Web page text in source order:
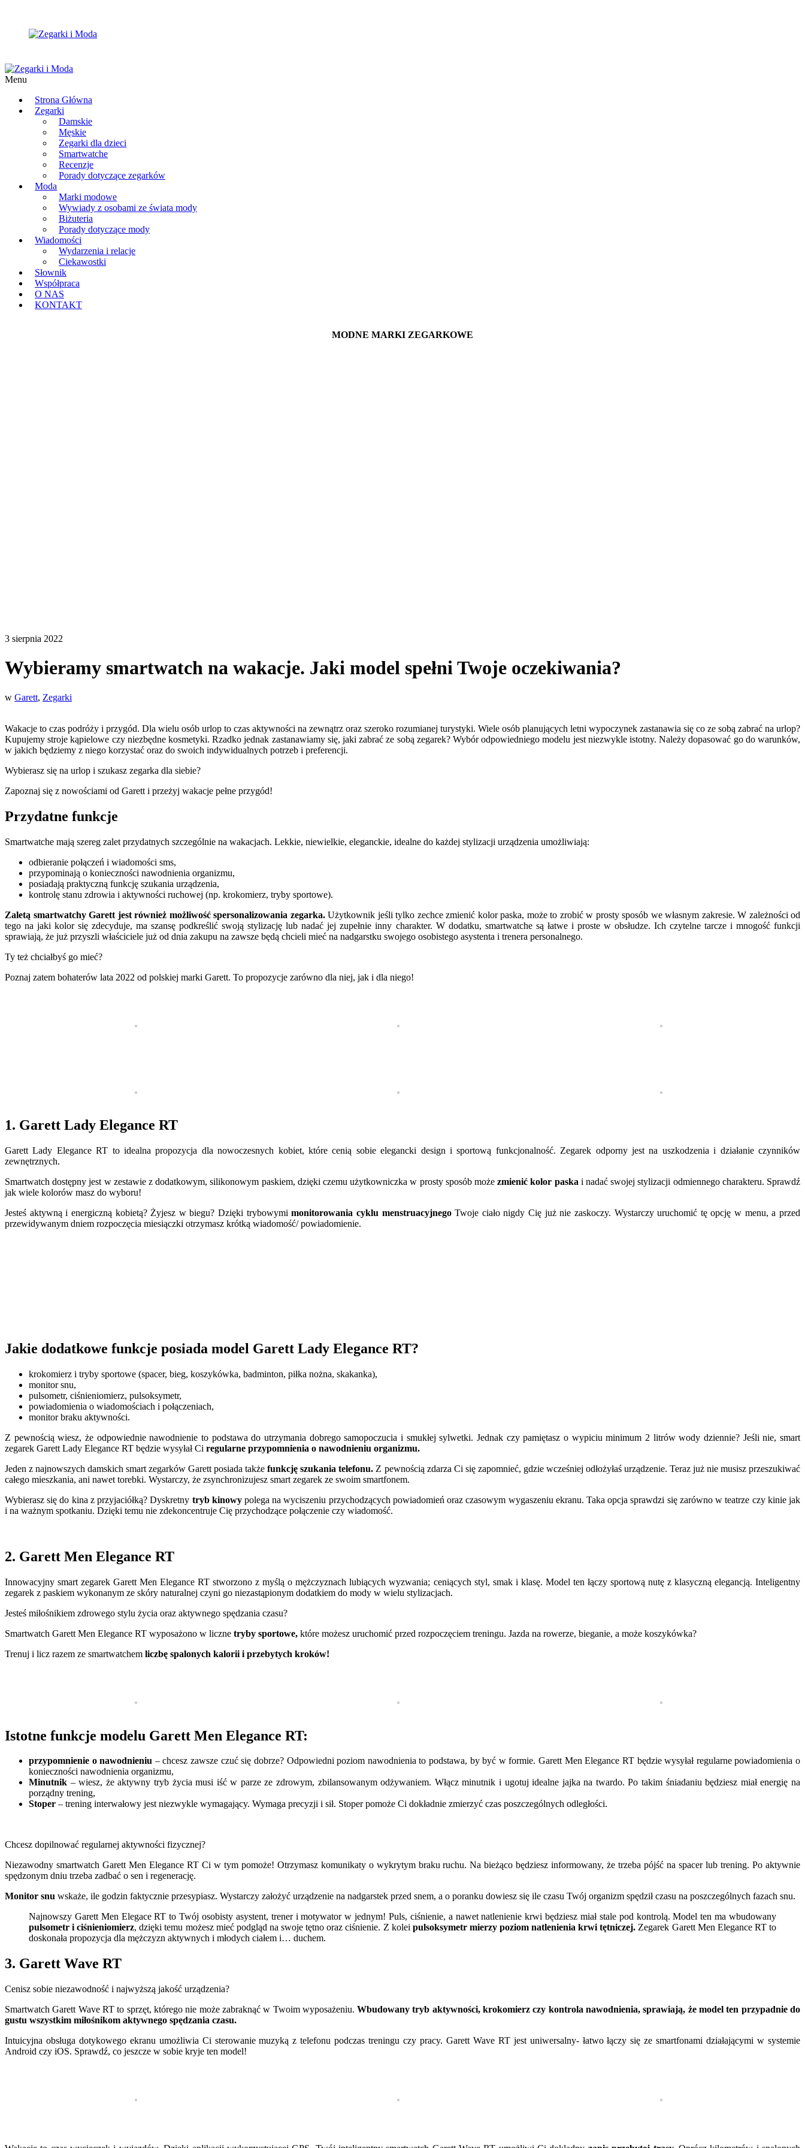
Menu
Strona Główna
Zegarki
Damskie
Męskie
Zegarki dla dzieci
Smartwatche
Recenzje
Porady dotyczące zegarków
Moda
Marki modowe
Wywiady z osobami ze świata mody
Biżuteria
Porady dotyczące mody
Wiadomości
Wydarzenia i relacje
Ciekawostki
Słownik
Współpraca
O NAS
KONTAKT
MODNE MARKI ZEGARKOWE
3 sierpnia 2022
Wybieramy smartwatch na wakacje. Jaki model spełni Twoje oczekiwania?
w Garett, Zegarki
Wakacje to czas podróży i przygód. Dla wielu osób urlop to czas aktywności na zewnątrz oraz szeroko rozumianej turystyki. Wiele osób planujących letni wypoczynek zastanawia się co ze sobą zabrać na urlop?
Kupujemy stroje kąpielowe czy niezbędne kosmetyki. Rzadko jednak zastanawiamy się, jaki zabrać ze sobą zegarek? Wybór odpowiedniego modelu jest niezwykle istotny. Należy dopasować go do warunków,
w jakich będziemy z niego korzystać oraz do swoich indywidualnych potrzeb i preferencji.
Wybierasz się na urlop i szukasz zegarka dla siebie?
Zapoznaj się z nowościami od Garett i przeżyj wakacje pełne przygód!
Przydatne funkcje
Smartwatche mają szereg zalet przydatnych szczególnie na wakacjach. Lekkie, niewielkie, eleganckie, idealne do każdej stylizacji urządzenia umożliwiają:
odbieranie połączeń i wiadomości sms,
przypominają o konieczności nawodnienia organizmu,
posiadają praktyczną funkcję szukania urządzenia,
kontrolę stanu zdrowia i aktywności ruchowej (np. krokomierz, tryby sportowe).
Zaletą smartwatchy Garett jest również możliwość spersonalizowania zegarka.Użytkownik jeśli tylko zechce zmienić kolor paska, może to zrobić w prosty sposób we własnym zakresie. W zależności od
tego na jaki kolor się zdecyduje, ma szansę podkreślić swoją stylizację lub nadać jej zupełnie inny charakter. W dodatku, smartwatche są łatwe i proste w obsłudze. Ich czytelne tarcze i mnogość funkcji
sprawiają, że już przyszli właściciele już od dnia zakupu na zawsze będą chcieli mieć na nadgarstku swojego osobistego asystenta i trenera personalnego.
Ty też chciałbyś go mieć?
Poznaj zatem bohaterów lata 2022 od polskiej marki Garett. To propozycje zarówno dla niej, jak i dla niego!
1. Garett Lady Elegance RT
Garett Lady Elegance RT to idealna propozycja dla nowoczesnych kobiet, które cenią sobie elegancki design i sportową funkcjonalność. Zegarek odporny jest na uszkodzenia i działanie czynników
zewnętrznych.
Smartwatch dostępny jest w zestawie z dodatkowym, silikonowym paskiem, dzięki czemu użytkowniczka w prosty sposób możezmienić kolor paska i nadać swojej stylizacji odmiennego charakteru. Sprawdź
jak wiele kolorów masz do wyboru!
Jesteś aktywną i energiczną kobietą? Żyjesz w biegu? Dzięki trybowymimonitorowania cyklu menstruacyjnegoTwoje ciało nigdy Cię już nie zaskoczy. Wystarczy uruchomić tę opcję w menu, a przed
przewidywanym dniem rozpoczęcia miesiączki otrzymasz krótką wiadomość/ powiadomienie.
Jakie dodatkowe funkcje posiada model Garett Lady Elegance RT?
krokomierz i tryby sportowe (spacer, bieg, koszykówka, badminton, piłka nożna, skakanka),
monitor snu,
pulsometr, ciśnieniomierz, pulsoksymetr,
powiadomienia o wiadomościach i połączeniach,
monitor braku aktywności.
Z pewnością wiesz, że odpowiednie nawodnienie to podstawa do utrzymania dobrego samopoczucia i smukłej sylwetki. Jednak czy pamiętasz o wypiciu minimum 2 litrów wody dziennie? Jeśli nie, smart
zegarek Garett Lady Elegance RT będzie wysyłał Ci regularne przypomnienia o nawodnieniu organizmu.
Jeden z najnowszych damskich smart zegarków Garett posiada takżefunkcję szukania telefonu. Z pewnością zdarza Ci się zapomnieć, gdzie wcześniej odłożyłaś urządzenie. Teraz już nie musisz przeszukiwać
całego mieszkania, ani nawet torebki. Wystarczy, że zsynchronizujesz smart zegarek ze swoim smartfonem.
Wybierasz się do kina z przyjaciółką? Dyskretny tryb kinowypolega na wyciszeniu przychodzących powiadomień oraz czasowym wygaszeniu ekranu. Taka opcja sprawdzi się zarówno w teatrze czy kinie jak
i na ważnym spotkaniu. Dzięki temu nie zdekoncentruje Cię przychodzące połączenie czy wiadomość.
2. Garett Men Elegance RT
Innowacyjny smart zegarek Garett Men Elegance RT stworzono z myślą o mężczyznach lubiących wyzwania; ceniących styl, smak i klasę. Model ten łączy sportową nutę z klasyczną elegancją. Inteligentny
zegarek z paskiem wykonanym ze skóry naturalnej czyni go niezastąpionym dodatkiem do mody w wielu stylizacjach.
Jesteś miłośnikiem zdrowego stylu życia oraz aktywnego spędzania czasu?
Smartwatch Garett Men Elegance RT wyposażono w liczne tryby sportowe, które możesz uruchomić przed rozpoczęciem treningu. Jazda na rowerze, bieganie, a może koszykówka?
Trenuj i licz razem ze smartwatchem liczbę spalonych kalorii i przebytych kroków!
Istotne funkcje modelu Garett Men Elegance RT:
przypomnienie o nawodnieniu – chcesz zawsze czuć się dobrze? Odpowiedni poziom nawodnienia to podstawa, by być w formie. Garett Men Elegance RT będzie wysyłał regularne powiadomienia o
konieczności nawodnienia organizmu,
Minutnik – wiesz, że aktywny tryb życia musi iść w parze ze zdrowym, zbilansowanym odżywaniem. Włącz minutnik i ugotuj idealne jajka na twardo. Po takim śniadaniu będziesz miał energię na
porządny trening,
Stoper – trening interwałowy jest niezwykle wymagający. Wymaga precyzji i sił. Stoper pomoże Ci dokładnie zmierzyć czas poszczególnych odległości.
Chcesz dopilnować regularnej aktywności fizycznej?
Niezawodny smartwatch Garett Men Elegance RT Ci w tym pomoże! Otrzymasz komunikaty o wykrytym braku ruchu. Na bieżąco będziesz informowany, że trzeba pójść na spacer lub trening. Po aktywnie
spędzonym dniu trzeba zadbać o sen i regenerację.
Monitor snu wskaże, ile godzin faktycznie przesypiasz. Wystarczy założyć urządzenie na nadgarstek przed snem, a o poranku dowiesz się ile czasu Twój organizm spędził czasu na poszczególnych fazach snu.
Najnowszy Garett Men Elegace RT to Twój osobisty asystent, trener i motywator w jednym! Puls, ciśnienie, a nawet natlenienie krwi będziesz miał stale pod kontrolą. Model ten ma wbudowany
pulsometr i ciśnieniomierz, dzięki temu możesz mieć podgląd na swoje tętno oraz ciśnienie. Z kolei pulsoksymetr mierzy poziom natlenienia krwi tętniczej. Zegarek Garett Men Elegance RT to
doskonała propozycja dla mężczyzn aktywnych i młodych ciałem i… duchem.
3. Garett Wave RT
Cenisz sobie niezawodność i najwyższą jakość urządzenia?
Smartwatch Garett Wave RT to sprzęt, którego nie może zabraknąć w Twoim wyposażeniu.Wbudowany tryb aktywności, krokomierz czy kontrola nawodnienia, sprawiają, że model ten przypadnie do
gustu wszystkim miłośnikom aktywnego spędzania czasu.
Intuicyjna obsługa dotykowego ekranu umożliwia Ci sterowanie muzyką z telefonu podczas treningu czy pracy. Garett Wave RT jest uniwersalny- łatwo łączy się ze smartfonami działającymi w systemie
Android czy iOS. Sprawdź, co jeszcze w sobie kryje ten model!